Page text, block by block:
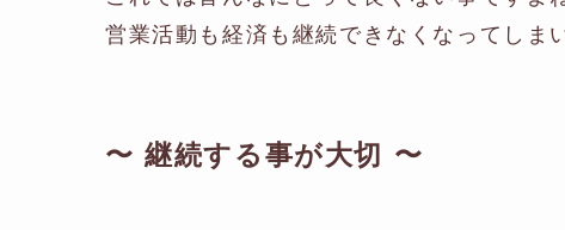
営業活動も経済も継続できなくなってしま
〜 継続する事が大切 〜